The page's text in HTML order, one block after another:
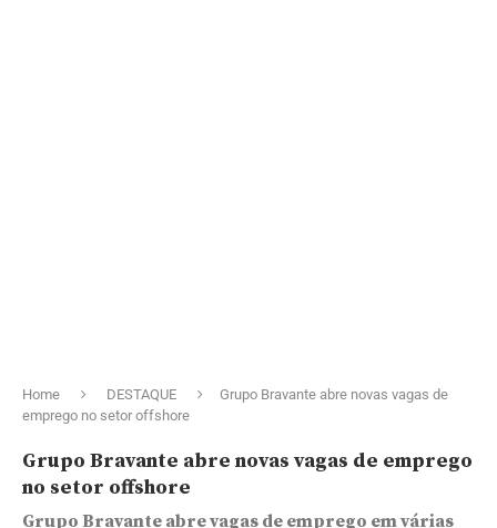
Home DESTAQUE
Grupo Bravante abre novas vagas de
emprego no setor offshore
Grupo Bravante abre novas vagas de emprego
no setor offshore
Grupo Bravante abre vagas de emprego em várias